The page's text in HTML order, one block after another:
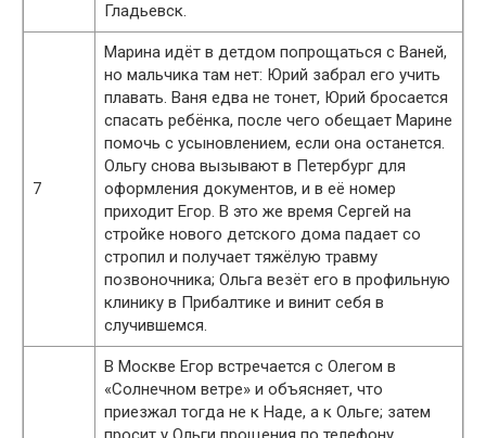
Гладьевск.
7
Марина идёт в детдом попрощаться с Ваней,
но мальчика там нет: Юрий забрал его учить
плавать. Ваня едва не тонет, Юрий бросается
спасать ребёнка, после чего обещает Марине
помочь с усыновлением, если она останется.
Ольгу снова вызывают в Петербург для
оформления документов, и в её номер
приходит Егор. В это же время Сергей на
стройке нового детского дома падает со
стропил и получает тяжёлую травму
позвоночника; Ольга везёт его в профильную
клинику в Прибалтике и винит себя в
случившемся.
В Москве Егор встречается с Олегом в
«Солнечном ветре» и объясняет, что
приезжал тогда не к Наде, а к Ольге; затем